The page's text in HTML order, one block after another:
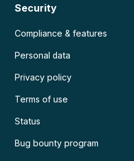
Security
Compliance & features
Personal data
Privacy policy
Terms of use
Status
Bug bounty program